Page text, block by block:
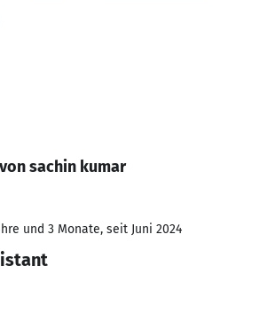
sachin kumar
und 3 Monate, seit Juni 2024